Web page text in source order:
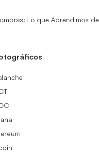
Lo que Aprendimos de